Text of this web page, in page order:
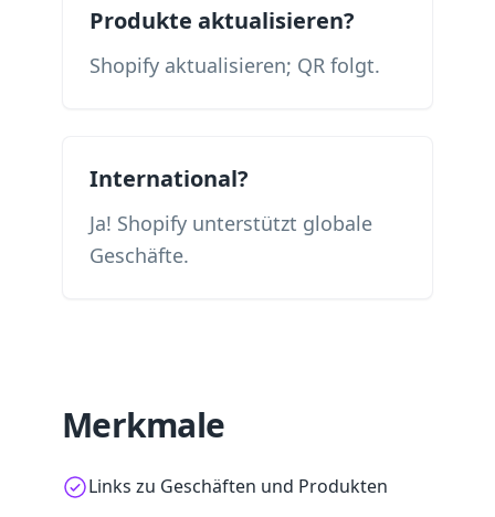
Produkte aktualisieren?
Shopify aktualisieren; QR folgt.
International?
Ja! Shopify unterstützt globale
Geschäfte.
Merkmale
Links zu Geschäften und Produkten